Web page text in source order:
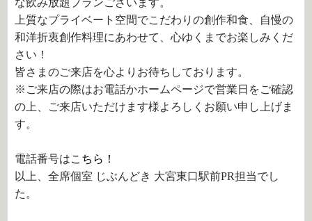
上質なプライベート空間でこだわりの創作和食、自慢の
和洋折衷創作料理にあわせて、心ゆくまでお楽しみくだ
さい！
皆さまのご来店を心よりお待ちしております。
※ご来店の際はお電話かホームページで営業日をご確認
の上、ご来店いただけます様よろしくお願い申し上げま
す。
電話番号はこちら！
以上、全席個室 じぶんどき 大宮東口駅前PR担当でし
た。